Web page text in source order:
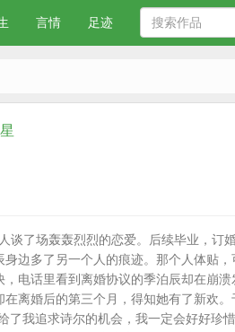
言情 足迹
谈了场轰轰烈烈的恋爱。后续毕业，订
边多了另一个人的痕迹。那个人体贴
电话里看到离婚协议的季泊辰却在崩
离婚后的第三个月，得知她有了新欢
了我追求诗尔的机会，我一定会好好珍